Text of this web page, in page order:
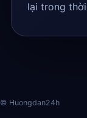
lại trong
© Huongdan24h